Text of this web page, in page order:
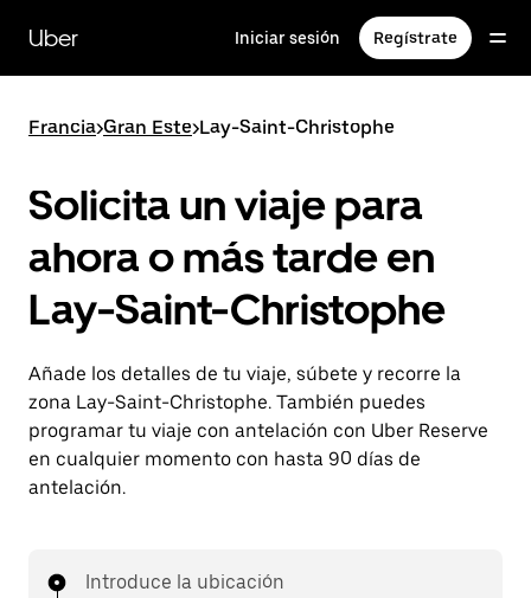
contenido
principal
Uber Iniciar sesión Regístrate
Francia>Gran Este>Lay-Saint-Christophe
Solicita un viaje para
ahora o más tarde en
Lay-Saint-Christophe
Añade los detalles de tu viaje, súbete y recorre la
zona Lay-Saint-Christophe. También puedes
programar tu viaje con antelación con Uber Reserve
en cualquier momento con hasta 90 días de
antelación.
Introduce la ubicación